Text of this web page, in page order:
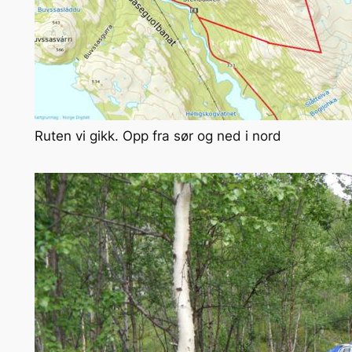
Ruten vi gikk. Opp fra sør og ned i nord